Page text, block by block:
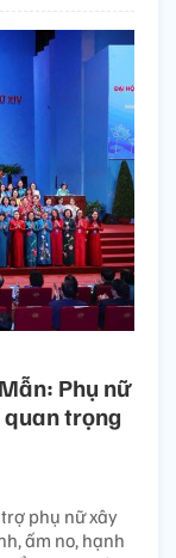
Phụ nữ
trọng
phụ nữ xây
ấm no, hạnh